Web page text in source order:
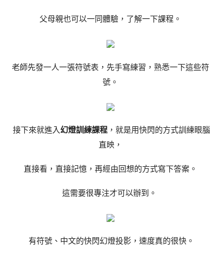
父母親也可以一同體驗，了解一下課程。
老師先發一人一張符號表，先手寫練習，熟悉一下這些符
號。
接下來就進入 幻燈訓練課程 ，就是用快閃的方式訓練眼腦
直映，
直接看，直接記憶，再經由回想的方式寫下答案。
這需要很專注才可以辦到。
有符號、中文的快閃幻燈投影，速度真的很快。